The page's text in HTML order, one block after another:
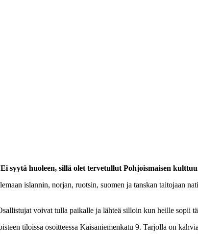
syytä huoleen, sillä olet tervetullut Pohjoismaisen
islannin, norjan, ruotsin, suomen ja tanskan taitojaan
voivat tulla paikalle ja lähteä silloin kun heille sopii
tiloissa osoitteessa Kaisaniemenkatu 9. Tarjolla on